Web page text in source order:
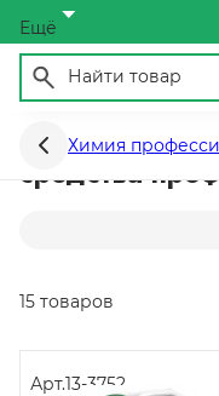
Ещё
Химия
средства
15 товаров
Арт.13-3752